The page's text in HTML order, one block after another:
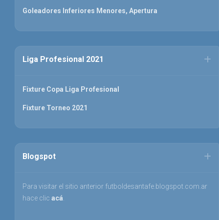
Goleadores Inferiores Menores, Apertura
Liga Profesional 2021
Fixture Copa Liga Profesional
Fixture Torneo 2021
Blogspot
Para visitar el sitio anterior futboldesantafe.blogspot.com.ar
hace clic acá